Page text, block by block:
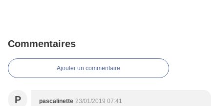
Commentaires
Ajouter un commentaire
P pascalinette 23/01/2019 07:41